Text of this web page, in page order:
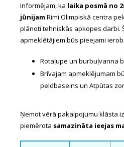
Informējam, ka laika posmā no
jūnijam Rimi Olimpiskā centra
plānoti tehniskās apkopes darbi.
apmeklētājiem būs pieejami
Rotaļupe un burbuļvanna
Brīvajam apmeklējumam
peldbaseins un Atpūtas
Ņemot vērā pakalpojumu klāsta
piemērota samazināta ieejas